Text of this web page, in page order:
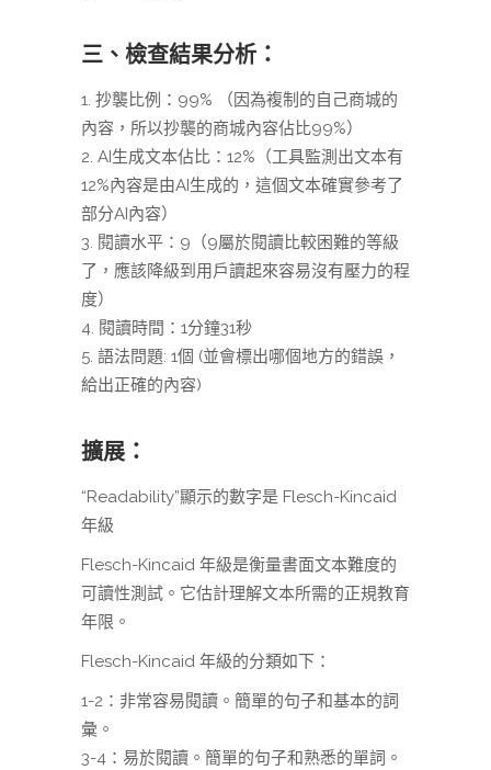
三、檢查結果分析：
1. 抄襲比例：99% （因為複制的自己商城的
內容，所以抄襲的商城內容佔比99%）
2. AI生成文本佔比：12%（工具監測出文本有
12%內容是由AI生成的，這個文本確實參考了
部分AI內容）
3. 閱讀水平：9（9屬於閱讀比較困難的等級
了，應該降級到用戶讀起來容易沒有壓力的程
度）
4. 閱讀時間：1分鐘31秒
5. 語法問題: 1個 (並會標出哪個地方的錯誤，
給出正確的內容)
擴展：
“Readability”顯示的數字是 Flesch-Kincaid
年級
Flesch-Kincaid 年級是衡量書面文本難度的
可讀性測試。它估計理解文本所需的正規教育
年限。
Flesch-Kincaid 年級的分類如下：
1-2：非常容易閱讀。簡單的句子和基本的詞
彙。
3-4：易於閱讀。簡單的句子和熟悉的單詞。